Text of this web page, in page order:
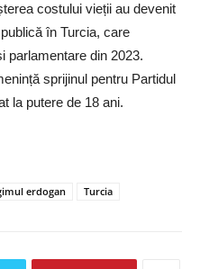
costului vieții au devenit
în Turcia, care
parlamentare din 2023.
sprijinul pentru Partidul
la putere de 18 ani.
erdogan Turcia